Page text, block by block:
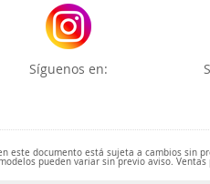
Síguenos en:
este documento está sujeta a cambios sin
pueden variar sin previo aviso.